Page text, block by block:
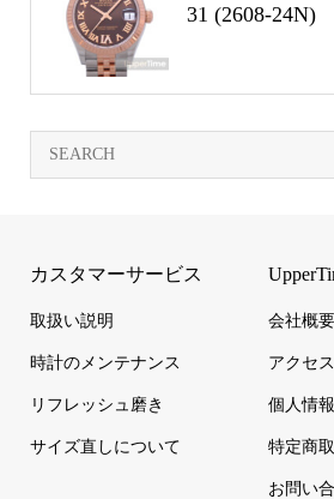
31 (2608-24N)
カスタマーサービス
取扱い説明
時計のメンテナンス
リフレッシュ磨き
サイズ直しについて
会社概要
アクセ
個人情
特定商
お問い